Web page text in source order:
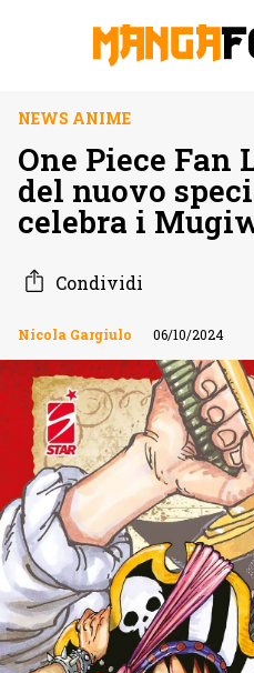
NEWS ANIME
One Piece
del nuovo
celebra i
Condividi
Nicola Gargiulo 06/10/2024